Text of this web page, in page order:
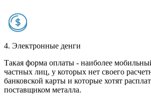
4. Электронные денги
Такая форма оплаты - наиболее
частных лиц, у которых нет своего
банковской карты и которые хотят
поставщиком металла.